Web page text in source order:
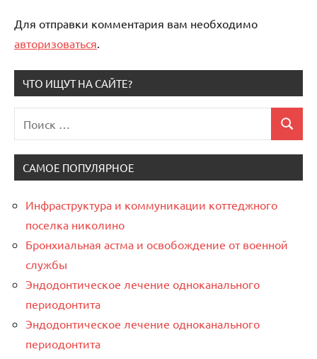
Для отправки комментария вам необходимо
авторизоваться
ЧТО ИЩУТ НА САЙТЕ?
для:
Поиск
САМОЕ ПОПУЛЯРНОЕ
Инфраструктура и коммуникации коттеджного
поселка николино
Бронхиальная астма и освобождение от военной
службы
Эндодонтическое лечение одноканального
периодонтита
Эндодонтическое лечение одноканального
периодонтита